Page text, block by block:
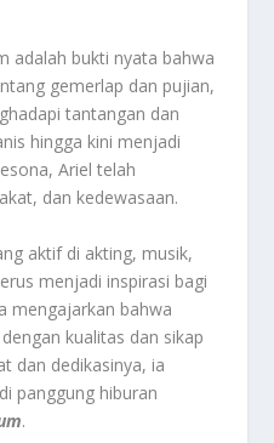
adalah bukti nyata bahwa
gemerlap dan pujian,
tantangan dan
hingga kini menjadi
Ariel telah
dan kedewasaan.
aktif di akting, musik,
menjadi inspirasi bagi
mengajarkan bahwa
kualitas dan sikap
dan dedikasinya, ia
panggung hiburan
.